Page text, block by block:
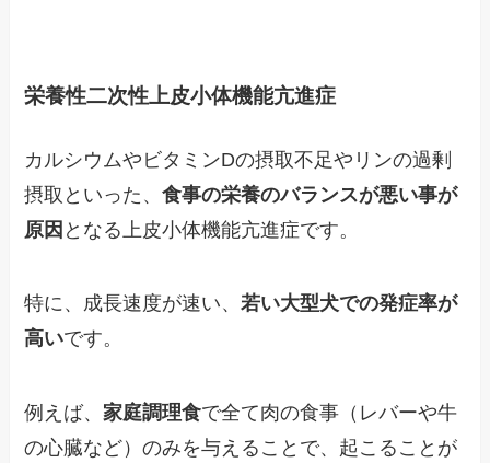
栄養性二次性上皮小体機能亢進症
カルシウムやビタミンDの摂取不足やリンの過剰
摂取といった、食事の栄養のバランスが悪い事が
原因 となる上皮小体機能亢進症です。
特に、成長速度が速い、若い大型犬での発症率が
高いです。
例えば、家庭調理食で全て肉の食事（レバーや牛
の心臓など）のみを与えることで、起こることが